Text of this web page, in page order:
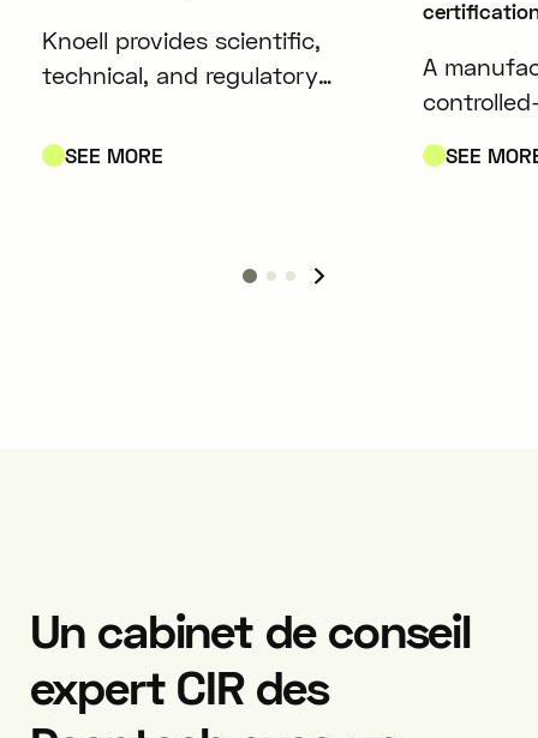
Knoell provides scientific,
technical, and regulatory
chemical, crop protection,
SEE MORE
A
the
SEE
Un cabinet de conseil
expert CIR des